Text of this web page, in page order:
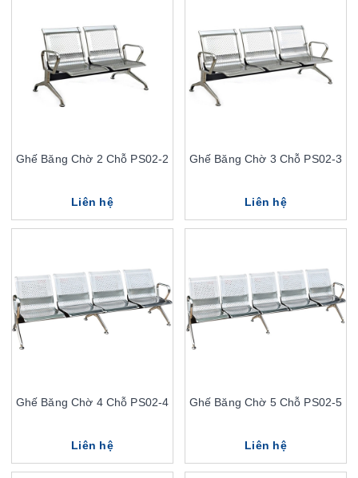
Ghế Băng Chờ 2 Chỗ PS02-2
Liên hệ
Ghế Băng Chờ 3 Chỗ PS02-3
Liên hệ
Ghế Băng Chờ 4 Chỗ PS02-4
Liên hệ
Ghế Băng Chờ 5 Chỗ PS02-5
Liên hệ